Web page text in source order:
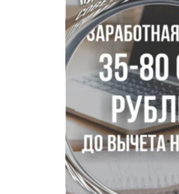
Семь рейсов за сутки отменили
аэропорту Толмачево
В Новосибирске «Лада» сбила